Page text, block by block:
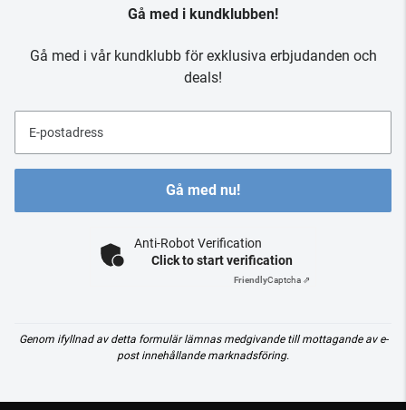
Gå med i kundklubben!
Gå med i vår kundklubb för exklusiva erbjudanden och
deals!
E-postadress
Gå med nu!
Anti-Robot Verification
Click to start verification
FriendlyCaptcha ⇗
Genom ifyllnad av detta formulär lämnas medgivande till mottagande av e-
post innehållande marknadsföring.